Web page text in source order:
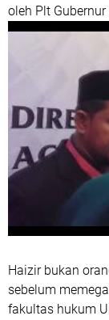
oleh Plt
Haizir bukan
sebelum
fakultas hukum